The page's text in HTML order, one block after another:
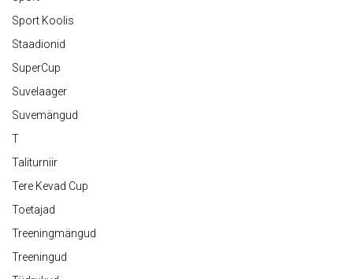
Sport Koolis
Staadionid
SuperCup
Suvelaager
Suvemängud
T
Taliturniir
Tere Kevad Cup
Toetajad
Treeningmängud
Treeningud